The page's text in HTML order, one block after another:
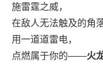
施雷霆之威，
在敌人无法触及的角落
用一道道雷电，
点燃属于你的——火